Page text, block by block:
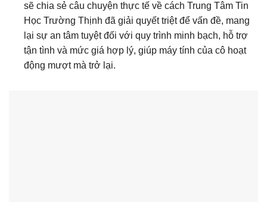
sẽ chia sẻ câu chuyện thực tế về cách Trung Tâm Tin
Học Trường Thịnh đã giải quyết triệt để vấn đề, mang
lại sự an tâm tuyệt đối với quy trình minh bạch, hỗ trợ
tận tình và mức giá hợp lý, giúp máy tính của cô hoạt
động mượt mà trở lại.